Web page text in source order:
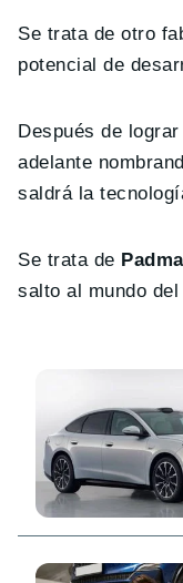
Se trata de otro
potencial de
Después de
adelante
saldrá la
Se trata de
salto al mundo